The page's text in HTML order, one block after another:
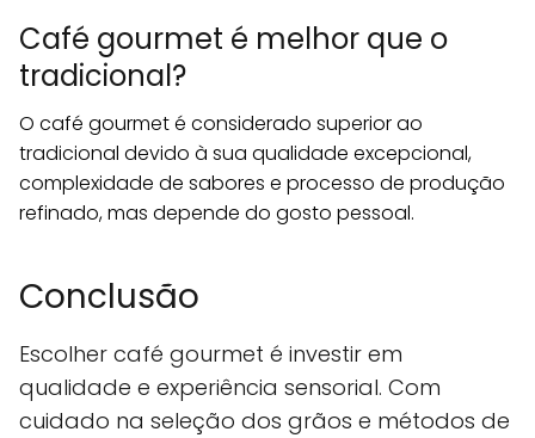
Café gourmet é melhor que o
tradicional?
O café gourmet é considerado superior ao
tradicional devido à sua qualidade excepcional,
complexidade de sabores e processo de produção
refinado, mas depende do gosto pessoal.
Conclusão
Escolher café gourmet é investir em
qualidade e experiência sensorial. Com
cuidado na seleção dos grãos e métodos de